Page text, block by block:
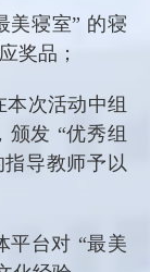
美寝室” 的寝
奖品；
本次活动中组
发 “优秀组
导教师予以
平台对 “最美